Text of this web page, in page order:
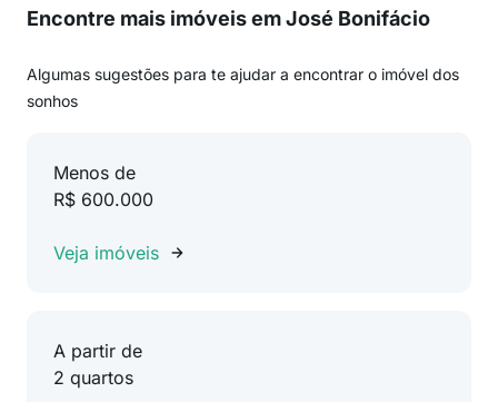
Encontre mais imóveis em José Bonifácio
Algumas sugestões para te ajudar a encontrar o imóvel dos
sonhos
Menos de
R$ 600.000
Veja imóveis
A partir de
2 quartos